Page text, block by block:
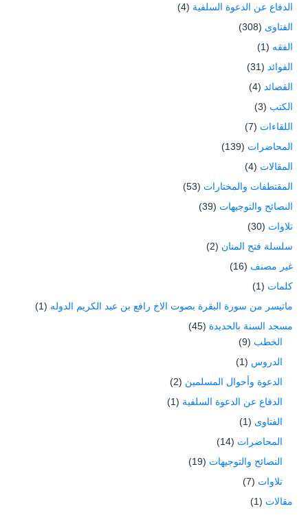
الدفاع عن الدعوة السلفية (4)
الفتاوى (308)
الفقه (1)
الفوائد (31)
القصائد (4)
الكتب (3)
اللقاءات (7)
المحاضرات (139)
المقالات (4)
المقتطفات والمختارات (53)
النصائح والتوجيهات (39)
تلاوات (30)
سلسلة فتح المنان (2)
غير مصنف (16)
كلمات (1)
ماتيسر من سورة البقرة بصوت الاخ رافع بن عبد الكريم الدوله (1)
مسجد السنة بالحديدة (45)
الخطب (9)
الدروس (1)
الدعوة وأحوال المسلمين (2)
الدفاع عن الدعوة السلفية (1)
الفتاوى (1)
المحاضرات (14)
النصائح والتوجيهات (19)
تلاوات (7)
مقالات (1)